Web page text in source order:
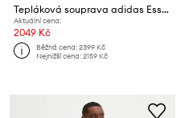
Tepláková souprava adidas Essentials
Aktuální cena:
2049 Kč
Běžná cena:2399 Kč
Nejnižší cena:2159 Kč